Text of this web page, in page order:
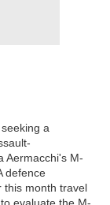
a
Aermacchi's M-
defence
this month travel